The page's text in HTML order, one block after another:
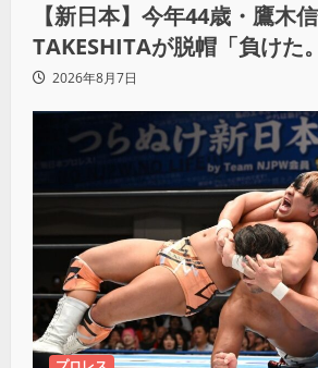
【新日本】今年44歳・鷹木
TAKESHITAが脱帽「負けた
強いわ！」
2026年8月7日